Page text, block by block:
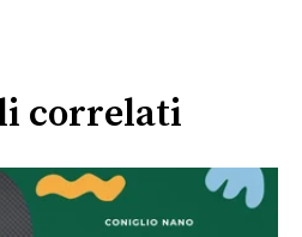
correlati